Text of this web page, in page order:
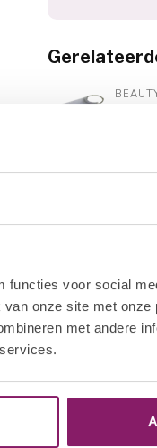
voor social
onze site met
met andere
Tip
Color
Op